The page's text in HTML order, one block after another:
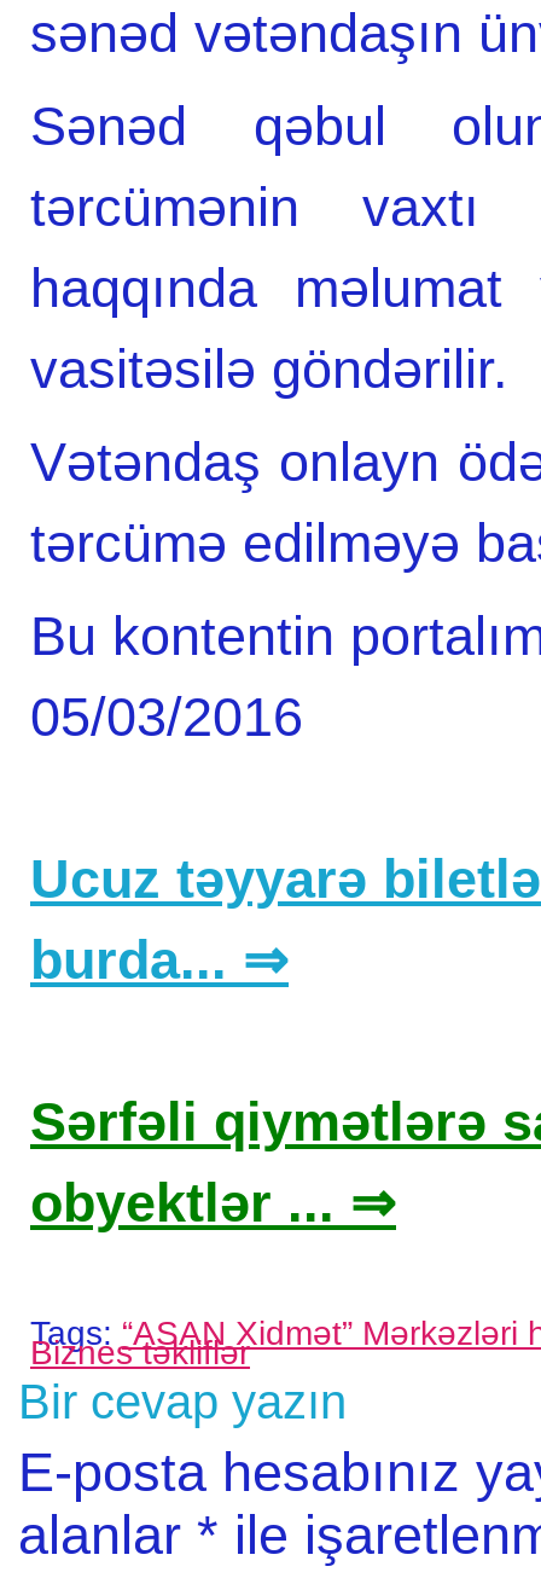
sənəd vətəndaşın
Sənəd qəbul
tərcümənin
haqqında
vasitəsilə göndərilir.
Vətəndaş onlayn
tərcümə edilməyə
Bu kontentin
05/03/2016
Ucuz təyyarə
burda... ⇒
Sərfəli qiymətlərə
obyektlər ... ⇒
Tags: “ASAN Xidmət” Mərkəzləri
Biznes təkliflər
Bir cevap yazın
E-posta hesabınız
alanlar * ile